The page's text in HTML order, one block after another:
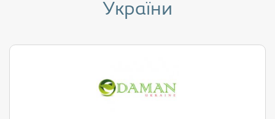
України